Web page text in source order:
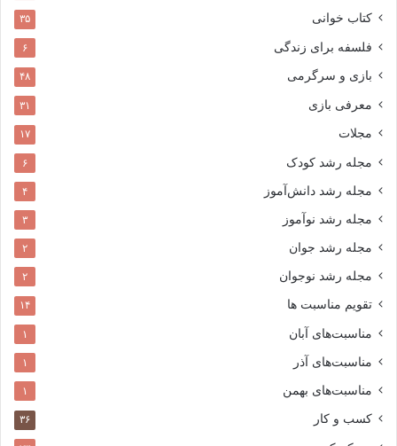
کتاب خوانی ۳۵
فلسفه برای زندگی ۶
بازی و سرگرمی ۴۸
معرفی بازی ۳۱
مجلات ۱۷
مجله رشد کودک ۶
مجله رشد دانش‌آموز ۴
مجله رشد نوآموز ۳
مجله رشد جوان ۲
مجله رشد نوجوان ۲
تقویم مناسبت ها ۱۴
مناسبت‌های آبان ۱
مناسبت‌های آذر ۱
مناسبت‌های بهمن ۱
کسب و کار ۳۶